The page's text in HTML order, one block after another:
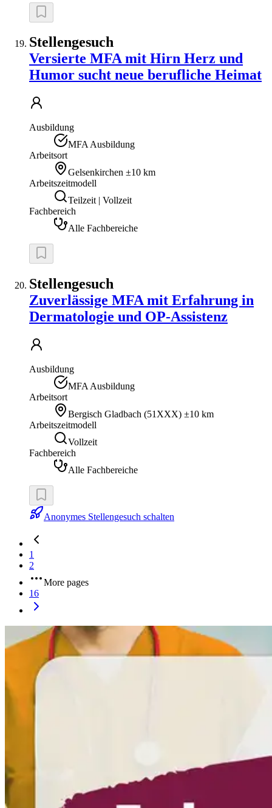
Stellengesuch
Versierte MFA mit Hirn Herz und
Humor sucht neue berufliche Heimat
Ausbildung
MFA Ausbildung
Arbeitsort
Gelsenkirchen ±10 km
Arbeitszeitmodell
Teilzeit | Vollzeit
Fachbereich
Alle Fachbereiche
Stellengesuch
Zuverlässige MFA mit Erfahrung in
Dermatologie und OP-Assistenz
Ausbildung
MFA Ausbildung
Arbeitsort
Bergisch Gladbach (51XXX) ±10 km
Arbeitszeitmodell
Vollzeit
Fachbereich
Alle Fachbereiche
Anonymes Stellengesuch schalten
1
2
More pages
16